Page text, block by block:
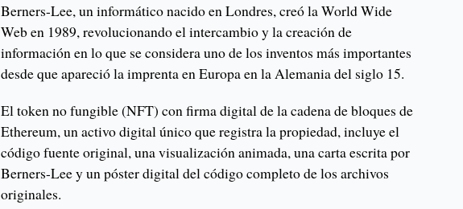
Berners-Lee, un informático nacido en Londres, creó la World Wide
Web en 1989, revolucionando el intercambio y la creación de
información en lo que se considera uno de los inventos más importantes
desde que apareció la imprenta en Europa en la Alemania del siglo 15.
El token no fungible (NFT) con firma digital de la cadena de bloques de
Ethereum, un activo digital único que registra la propiedad, incluye el
código fuente original, una visualización animada, una carta escrita por
Berners-Lee y un póster digital del código completo de los archivos
originales.